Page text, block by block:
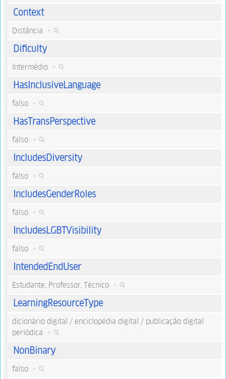
Context
Distância +
Dificulty
Intermédio +
HasInclusiveLanguage
falso +
HasTransPerspective
falso +
IncludesDiversity
falso +
IncludesGenderRoles
falso +
IncludesLGBTVisibility
falso +
IntendedEndUser
Estudante, Professor, Técnico +
LearningResourceType
dicionário digital / enciclopédia digital / publicação digital
periódica +
NonBinary
falso +